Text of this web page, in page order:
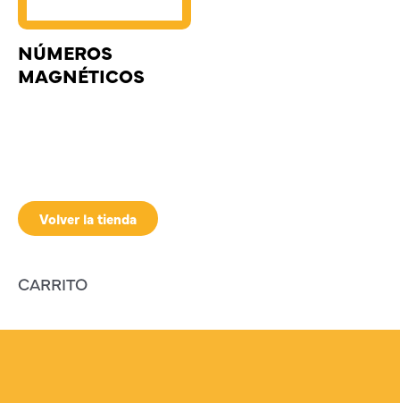
Volver la tienda
CARRITO
NÚMEROS
MAGNÉTICOS